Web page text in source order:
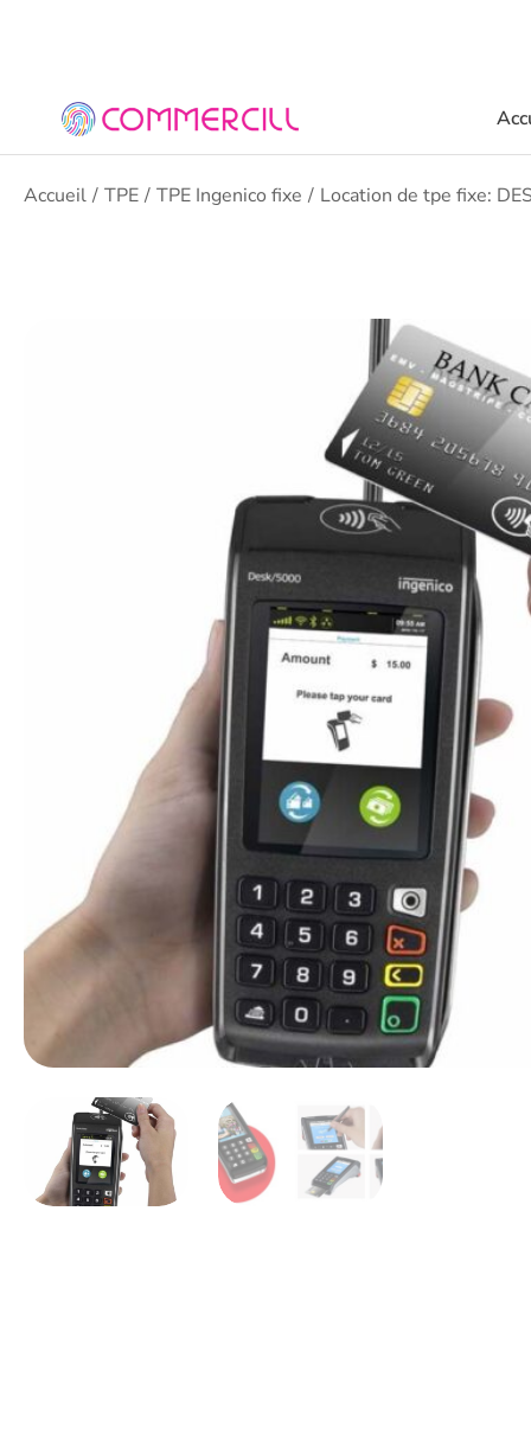
Vous êtes ici :
Accueil TPE TPE Ingenico fixe Location de tpe fixe: